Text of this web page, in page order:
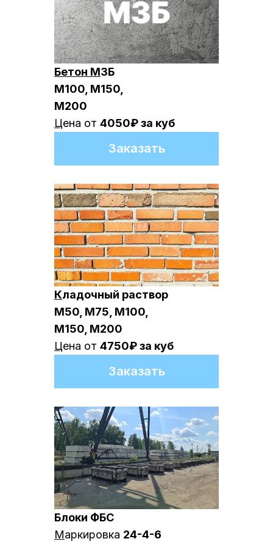
Бетон МЗБ
М100, М150,
М200
Цена от 4050₽ за куб
Заказать
Кладочный раствор
М50, М75, М100,
М150, М200
Цена от 4750₽ за куб
Заказать
Блоки ФБС
Маркировка 24-4-6
Рассчитать окончательную
стоимость быстро
Перезвоним в течение 5 минут